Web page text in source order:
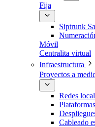
Fija
Siptrunk
Móvil
Centralita virtual
Infraestructura
Proyectos a
Redes
Cableado